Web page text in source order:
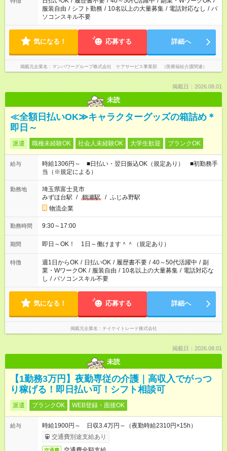
服装自由 / シフト勤務 / 10名以上の大量募集 / 電話対応なし / パ
ソコンスキル不要
気になる！ 応募する 詳細へ
掲載元企業名 マンパワーグループ株式会社 ケアサービス事業部 （医療福祉介護関連）
掲載日：2026.08.01
未読
≪全額日払いOK≫キャラクターグッズの箱詰め＊
即日～
派遣 職種未経験OK 社会人未経験OK 大学生歓迎 ブランクOK
給与
時給1306円～ ■日払い・翌日振込OK（規定あり） ■初勤務手
当（※規定による）
勤務地
埼玉県富士見市
みずほ台駅 / 鶴瀬駅 / ふじみ野駅
物流企業
勤務時間 9:30～17:00
期間 即日～OK！ 1日～働けます＾＾（規定あり）
特徴 週1日からOK / 日払いOK / 履歴書不要 / 40～50代活躍中 / 副
業・WワークOK / 服装自由 / 10名以上の大量募集 / 電話対応な
し / パソコンスキル不要
気になる！ 応募する 詳細へ
掲載元企業名 テイケイトレード株式会社
掲載日：2026.08.01
未読
【1勤務3万円】夜勤専従の介護｜高収入でがっつ
り稼げる！即日払い可！シフト相談可
派遣 ブランクOK WEB登録・面接OK
給与
時給1900円～ 日収3.4万円～（夜勤時給2310円×15h）
交通費別途支給あり